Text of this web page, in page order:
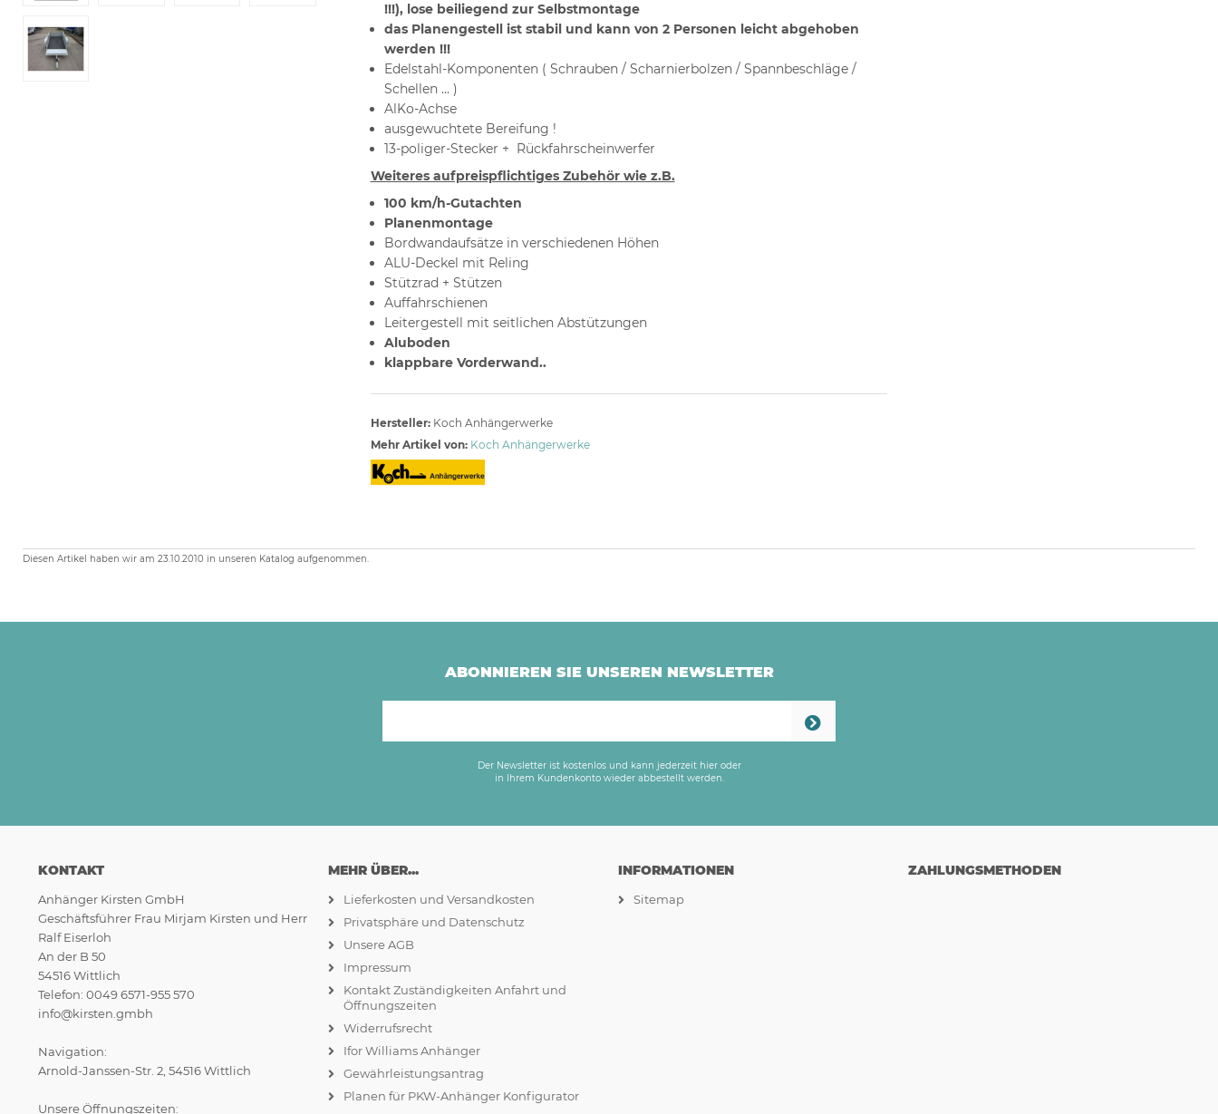
!!!), lose beiliegend zur Selbstmontage
das Planengestell ist stabil und kann von 2 Personen leicht abgehoben
werden !!!
Edelstahl-Komponenten ( Schrauben / Scharnierbolzen / Spannbeschläge /
Schellen ... )
AlKo-Achse
ausgewuchtete Bereifung !
13-poliger-Stecker + Rückfahrscheinwerfer
Weiteres aufpreispflichtiges Zubehör wie z.B.
100 km/h-Gutachten
Planenmontage
Bordwandaufsätze in verschiedenen Höhen
ALU-Deckel mit Reling
Stützrad + Stützen
Auffahrschienen
Leitergestell mit seitlichen Abstützungen
Aluboden
klappbare Vorderwand..
Hersteller: Koch Anhängerwerke
Mehr Artikel von: Koch Anhängerwerke
Diesen Artikel haben wir am 23.10.2010 in unseren Katalog aufgenommen.
ABONNIEREN SIE UNSEREN NEWSLETTER
Der Newsletter ist kostenlos und kann jederzeit hier oder
in Ihrem Kundenkonto wieder abbestellt werden.
KONTAKT
Anhänger Kirsten GmbH
Geschäftsführer Frau Mirjam Kirsten und Herr
Ralf Eiserloh
An der B 50
54516 Wittlich
Telefon: 0049 6571-955 570
info@kirsten.gmbh
Navigation:
Arnold-Janssen-Str. 2, 54516 Wittlich
Unsere Öffnungszeiten:
MEHR ÜBER...
Lieferkosten und Versandkosten
Privatsphäre und Datenschutz
Unsere AGB
Impressum
Kontakt Zuständigkeiten Anfahrt und
Öffnungszeiten
Widerrufsrecht
Ifor Williams Anhänger
Gewährleistungsantrag
Planen für PKW-Anhänger Konfigurator
INFORMATIONEN
Sitemap
ZAHLUNGSMETHODEN